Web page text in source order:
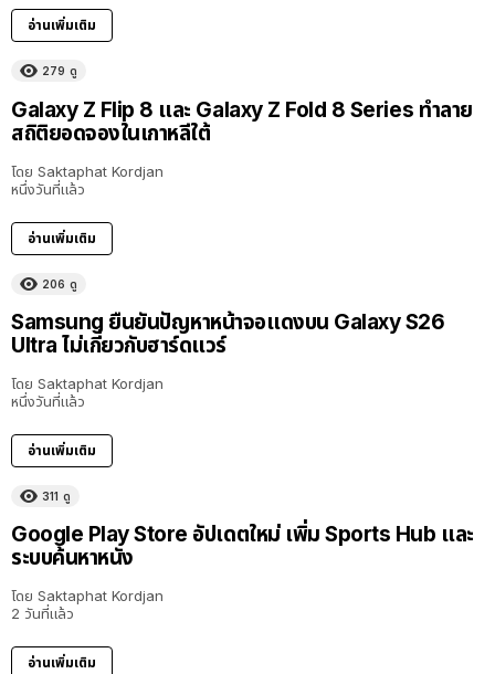
อ่านเพิ่มเติม
279 ดู
Galaxy Z Flip 8 และ Galaxy Z Fold 8 Series ทำลาย
สถิติยอดจองในเกาหลีใต้
โดย Saktaphat Kordjan
หนึ่งวันที่แล้ว
อ่านเพิ่มเติม
206 ดู
Samsung ยืนยันปัญหาหน้าจอแดงบน Galaxy S26
Ultra ไม่เกี่ยวกับฮาร์ดแวร์
โดย Saktaphat Kordjan
หนึ่งวันที่แล้ว
อ่านเพิ่มเติม
311 ดู
Google Play Store อัปเดตใหม่ เพิ่ม Sports Hub และ
ระบบค้นหาหนัง
โดย Saktaphat Kordjan
2 วันที่แล้ว
อ่านเพิ่มเติม